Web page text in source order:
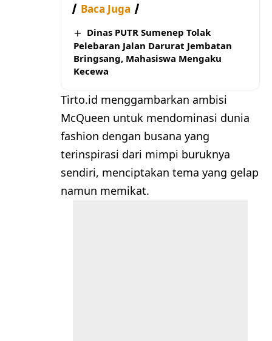
Baca Juga
Dinas PUTR Sumenep Tolak
Pelebaran Jalan Darurat Jembatan
Bringsang, Mahasiswa Mengaku
Kecewa
Tirto.id menggambarkan ambisi
McQueen untuk mendominasi dunia
fashion dengan busana yang
terinspirasi dari mimpi buruknya
sendiri, menciptakan tema yang gelap
namun memikat.